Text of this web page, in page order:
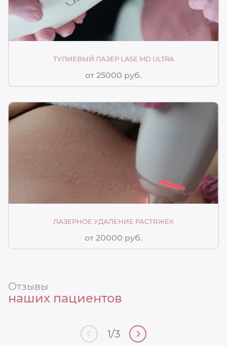
ТУЛИЕВЫЙ ЛАЗЕР LASE MD ULTRA
от 25000 руб.
ЛАЗЕРНОЕ УДАЛЕНИЕ РАСТЯЖЕК
от 20000 руб.
Отзывы
наших пациентов
1/3